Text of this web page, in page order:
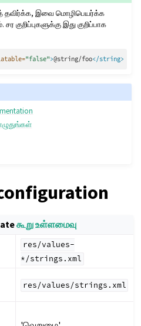
தவிர்க்க, இவை மொழிபெயர்க்க
குறிப்புகளுக்கு இது குறிப்பாக
"false">@string/foo</string>
கூறு உள்ளமைவு
res/values-
*/strings.xml
res/values/strings.xml